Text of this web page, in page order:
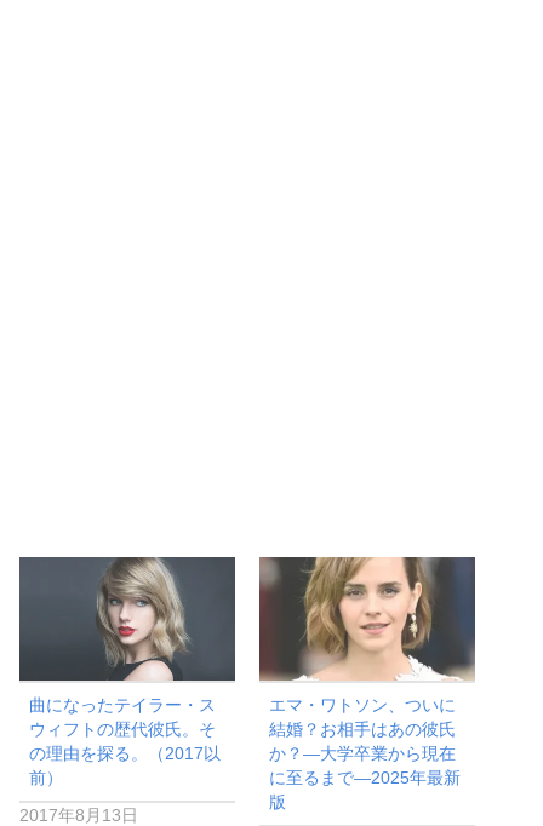
曲になったテイラー・ス
ウィフトの歴代彼氏。そ
の理由を探る。（2017以
前）
2017年8月13日
エマ・ワトソン、ついに
結婚？お相手はあの彼氏
か？―大学卒業から現在
に至るまで―2025年最新
版